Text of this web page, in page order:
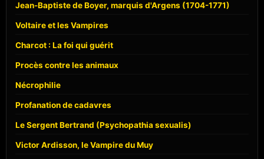
Jean-Baptiste de Boyer, marquis d'Argens (1704-1771)
Voltaire et les Vampires
Charcot : La foi qui guérit
Procès contre les animaux
Nécrophilie
Profanation de cadavres
Le Sergent Bertrand (Psychopathia sexualis)
Victor Ardisson, le Vampire du Muy